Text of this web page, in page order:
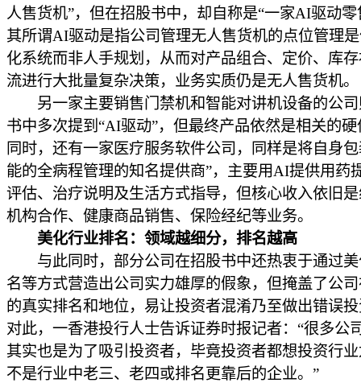
人售货机”，但在招股书中，却自称是“一家AI驱动零
其所谓AI驱动是指公司管理无人售货机的点位管理
化系统而非人手规划，从而对产品组合、定价、库
流进行大批量复杂决策，业务实质仍是无人售货机。
另一家主要销售门禁机和智能对讲机设备的公司
书中多次提到“AI驱动”，但最终产品依然是相关的
同时，还有一家医疗服务软件公司，同样是将自身
能的全病程管理的知名提供商”，主要用AI提供用药
评估、治疗说明及生活方式指导，但核心收入依旧
机构合作、健康商品销售、保险经纪等业务。
美化行业排名：领域越细分，排名越高
与此同时，部分公司在招股书中还热衷于通过美
名等方式营造出公司实力雄厚的假象，但掩盖了公
的真实排名和地位，易让投资者混淆乃至做出错误
对此，一香港投行人士告诉证券时报记者：“很多公
其实也是为了吸引投资者，毕竟投资者都想投资行
不是行业中老三、老四或排名更靠后的企业。”